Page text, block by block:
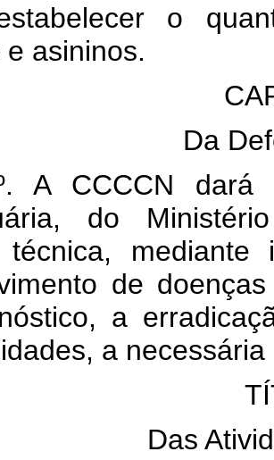
o
asininos.
Da
A CCCCN dará
do
técnica,
de
a
a
Das